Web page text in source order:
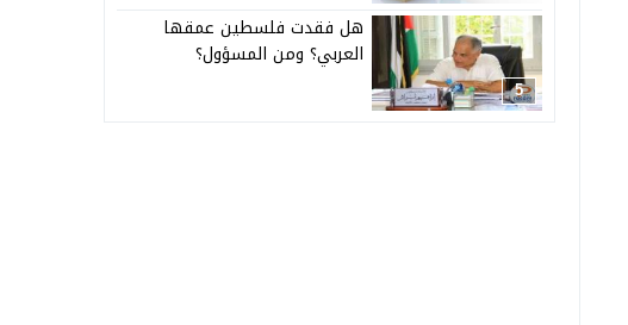
5
هل فقدت فلسطين عمقها
العربي؟ ومن المسؤول؟